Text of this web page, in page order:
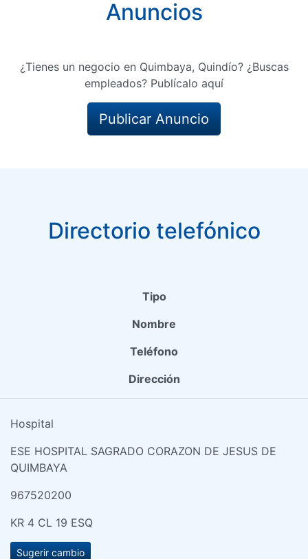
Anuncios
¿Tienes un negocio en Quimbaya, Quindío? ¿Buscas
empleados? Publícalo aquí
Publicar Anuncio
Directorio telefónico
Tipo
Nombre
Teléfono
Dirección
Hospital
ESE HOSPITAL SAGRADO CORAZON DE JESUS DE
QUIMBAYA
967520200
KR 4 CL 19 ESQ
Sugerir cambio